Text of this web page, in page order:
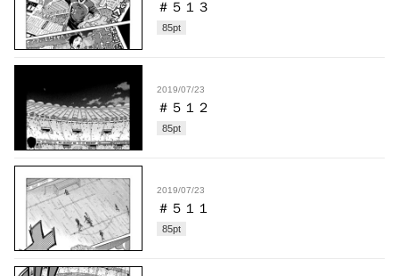
＃５１３
85pt
2019/07/23
＃５１２
85pt
2019/07/23
＃５１１
85pt